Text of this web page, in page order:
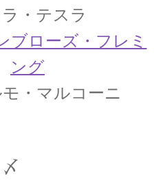
ァインマン
ファインマンダイヤ
考案】
ト・ボース
・テスラ
ブローズ・フレミ
ング
・マルコーニ
〆